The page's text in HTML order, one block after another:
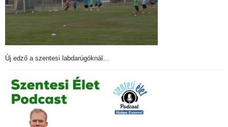
Új edző a szentesi labdarúgóknál…